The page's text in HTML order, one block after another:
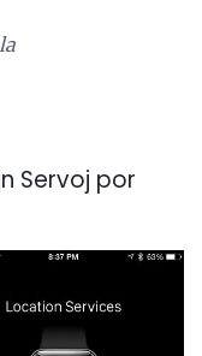
Servoj por